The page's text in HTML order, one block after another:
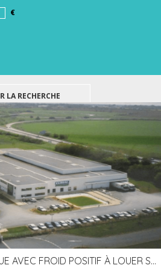
€
votre recherche.
PLATEFORME LOGISTIQUE AVEC FROID POSITIF À LOUER SECTEUR NIORT (79)